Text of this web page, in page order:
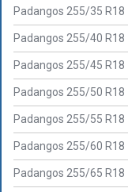
Padangos 255/35 R18
Padangos 255/40 R18
Padangos 255/45 R18
Padangos 255/50 R18
Padangos 255/55 R18
Padangos 255/60 R18
Padangos 255/65 R18